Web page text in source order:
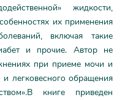
жидкости,
их применения
включая такие
и прочие. Автор не
при приеме мочи и
и легковесного обращения
книге приведен